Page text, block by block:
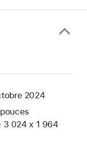
2024
3 024 x 1 964